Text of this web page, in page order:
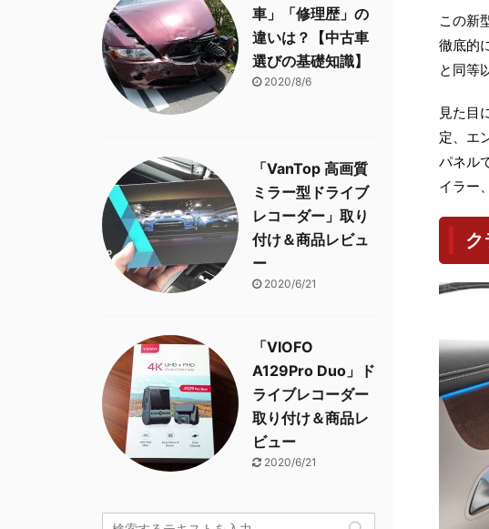
この新
徹底的
と同等
見た目
定、エ
パネル
イラー
ク
車」「修理歴」の
違いは？【中古車
選びの基礎知識】
2020/8/6
「VanTop 高画質
ミラー型ドライブ
レコーダー」取り
付け＆商品レビュ
ー
2020/6/21
「VIOFO
A129Pro Duo」ド
ライブレコーダー
取り付け＆商品レ
ビュー
2020/6/21